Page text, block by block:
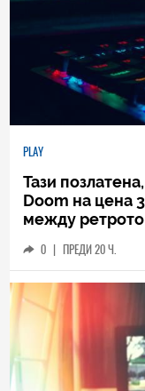
PLAY
Тази
Doom на цена
между ретрото
0 | ПРЕДИ 20 Ч.